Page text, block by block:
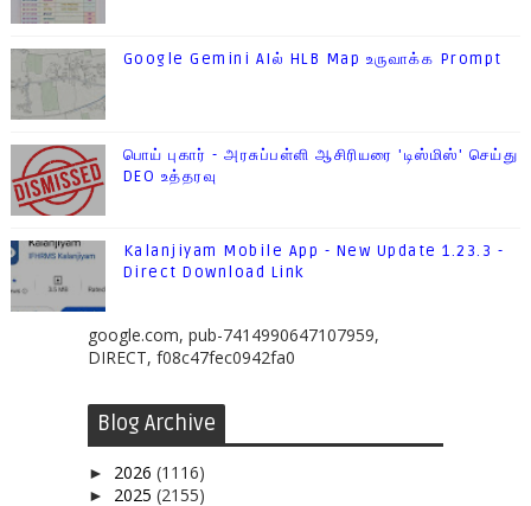
Google Gemini AIல் HLB Map உருவாக்க Prompt
பொய் புகார் - அரசுப்பள்ளி ஆசிரியரை 'டிஸ்மிஸ்' செய்து
DEO உத்தரவு
Kalanjiyam Mobile App - New Update 1.23.3 -
Direct Download Link
google.com, pub-7414990647107959,
DIRECT, f08c47fec0942fa0
Blog Archive
► 2026 (1116)
► 2025 (2155)